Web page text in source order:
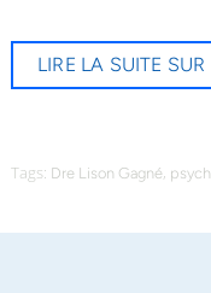
LIRE LA SUITE
Tags: Dre Lison Gagné,